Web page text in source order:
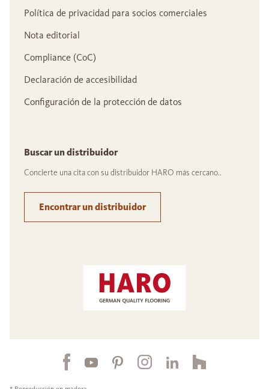
Política de privacidad para socios comerciales
Nota editorial
Compliance (CoC)
Declaración de accesibilidad
Configuración de la protección de datos
Buscar un distribuidor
Concierte una cita con su distribuidor HARO más cercano..
Encontrar un distribuidor